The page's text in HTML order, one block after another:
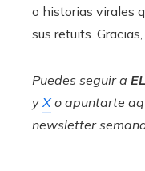
o historias virales
sus retuits. Gracias,
Puedes seguir a
y X o apuntarte
newsletter